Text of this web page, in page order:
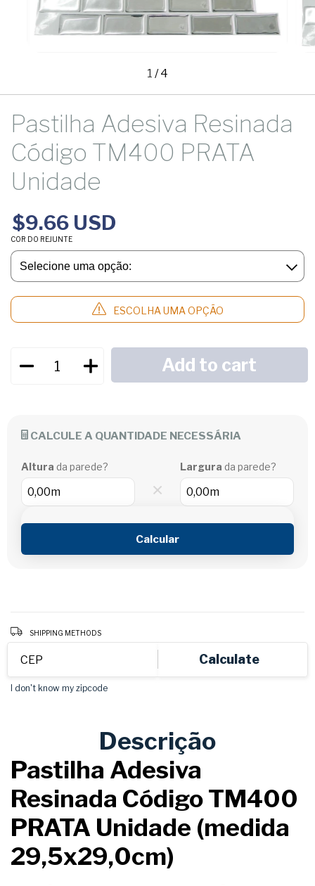
1 /4
Pastilha Adesiva Resinada
Código TM400 PRATA
Unidade
$9.66 USD
COR DO REJUNTE
ESCOLHA UMA OPÇÃO
CALCULE A QUANTIDADE NECESSÁRIA
Altura da parede?
×
Largura da parede?
Calcular
Shipping for zipcode:
SHIPPING METHODS
Calculate
I don't know my zipcode
Descrição
Pastilha Adesiva
Resinada Código TM400
PRATA Unidade (medida
29,5x29,0cm)